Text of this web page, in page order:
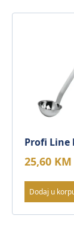
Profi Line
25,60 KM
Dodaj u